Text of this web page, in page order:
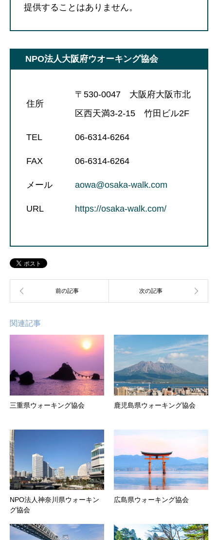
提供することはありません。
NPO法人大阪府ウオーキング協会
住所
〒530-0047 大阪府大阪市北
区西天満3-2-15 竹田ビル2F
TEL 06-6314-6264
FAX 06-6314-6264
メール aowa@osaka-walk.com
URL https://osaka-walk.com/
関連記事
三重県ウォーキング協会 鹿児島県ウォーキング協会
NPO法人神奈川県ウォーキン
グ協会
広島県ウォーキング協会